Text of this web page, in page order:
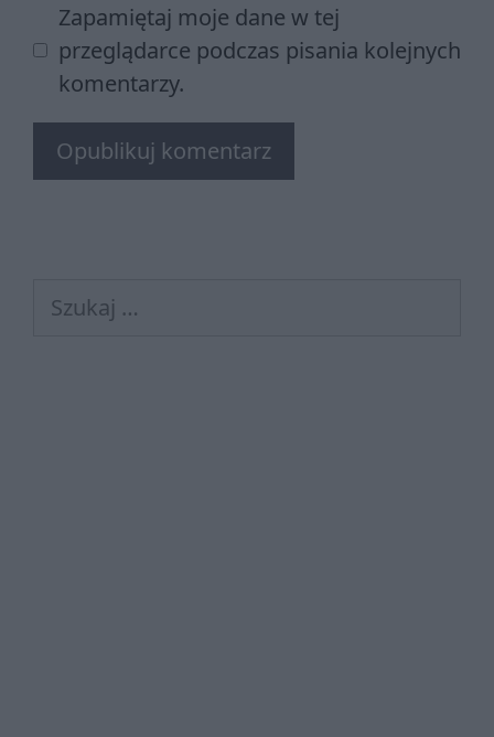
Zapamiętaj moje dane w tej
przeglądarce podczas pisania kolejnych
komentarzy.